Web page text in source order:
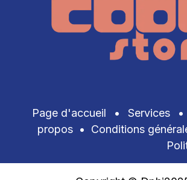
Page d'accueil • Services •
propos • Conditions